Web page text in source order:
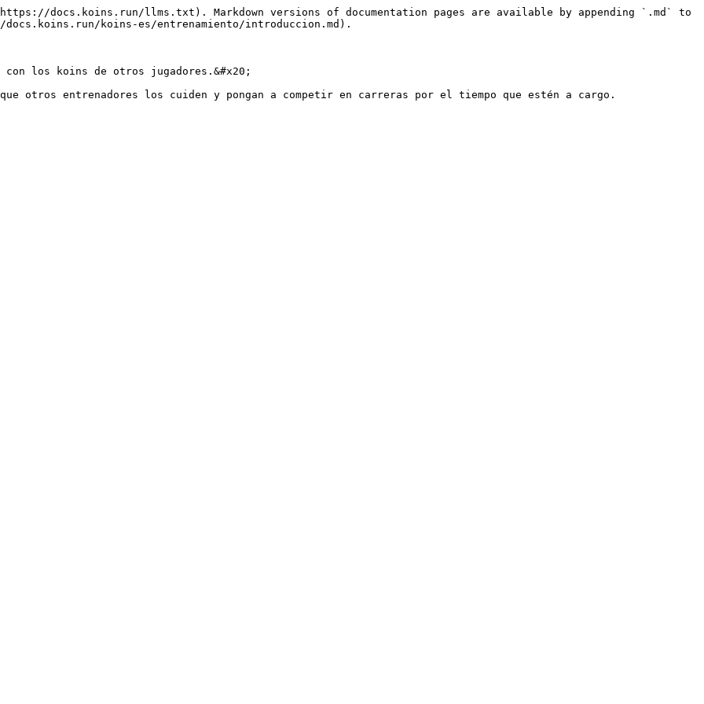
docs.koins.run/llms.txt). Markdown versions of documentation pages are available by appending `.md` to
koins-es/entrenamiento/introduccion.md).
los koins de otros jugadores.&#x20;